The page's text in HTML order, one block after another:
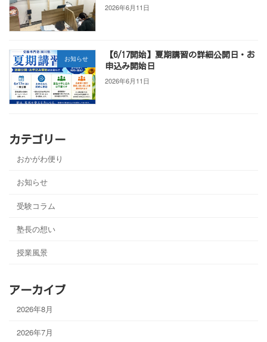
2026年6月11日
お知らせ
【6/17開始】夏期講習の詳細公開日・お
申込み開始日
2026年6月11日
カテゴリー
おかがわ便り
お知らせ
受験コラム
塾長の想い
授業風景
アーカイブ
2026年8月
2026年7月